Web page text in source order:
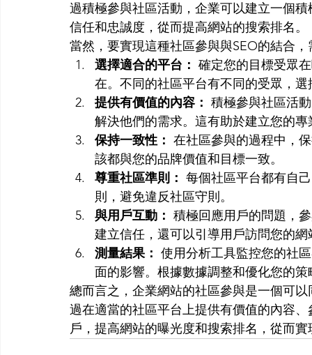
過積極參與社區活動，企業可以建立一個
信任和忠誠度，從而提高網站的搜索排名。
當然，要實現這種社區參與與SEO的結合
選擇適合的平台： 確定您的目標受眾
在。不同的社區平台有不同的受眾，
提供有價值的內容： 積極參與社區活
解決他們的需求。這有助於建立您的
保持一致性： 在社區參與的過程中，
該都與您的品牌價值和目標一致。
尊重社區準則： 每個社區平台都有自
則，避免違反社區守則。
與用戶互動： 積極回應用戶的問題，
建立信任，還可以引導用戶訪問您的網
測量結果： 使用分析工具監控您的社
面的影響。根據數據調整和優化您的策
總而言之，企業網站的社區參與是一個可
過在適當的社區平台上提供有價值的內容
戶，提高網站的曝光度和搜索排名，從而